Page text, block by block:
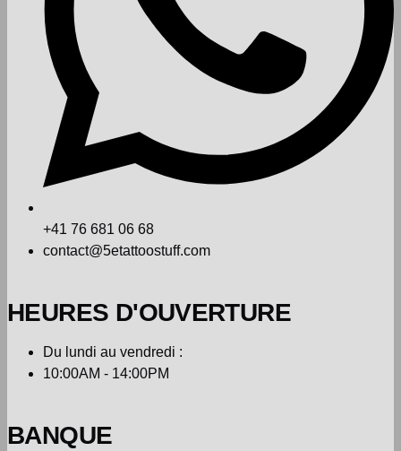
+41 76 681 06 68
contact@5etattoostuff.com
HEURES D'OUVERTURE
Du lundi au vendredi :
10:00AM - 14:00PM
BANQUE